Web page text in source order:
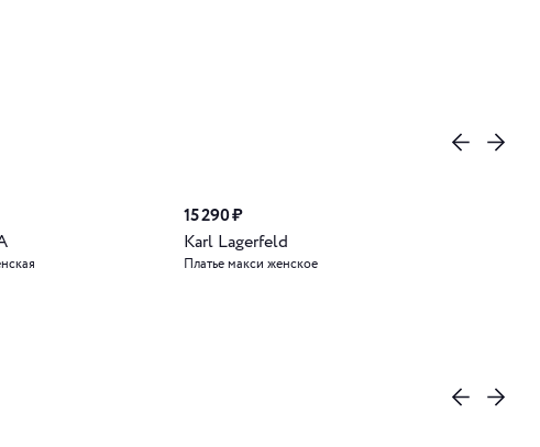
15 290 ₽
Karl Lagerfeld
Платье макси женское